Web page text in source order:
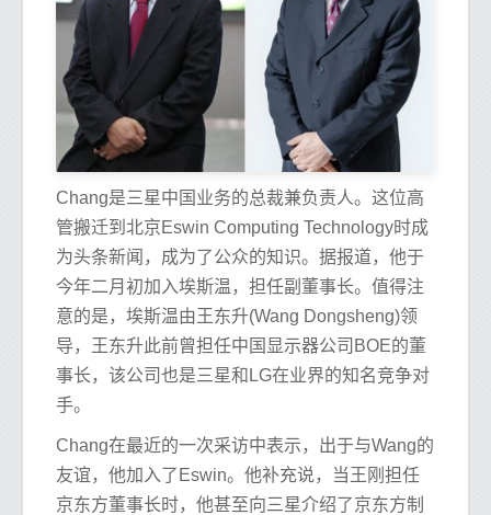
Chang是三星中国业务的总裁兼负责人。这位高
管搬迁到北京Eswin Computing Technology时成
为头条新闻，成为了公众的知识。据报道，他于
今年二月初加入埃斯温，担任副董事长。值得注
意的是，埃斯温由王东升(Wang Dongsheng)领
导，王东升此前曾担任中国显示器公司BOE的董
事长，该公司也是三星和LG在业界的知名竞争对
手。
Chang在最近的一次采访中表示，出于与Wang的
友谊，他加入了Eswin。他补充说，当王刚担任
京东方董事长时，他甚至向三星介绍了京东方制